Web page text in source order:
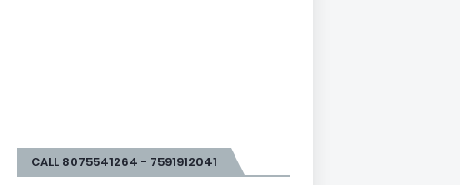
CALL 8075541264 - 7591912041